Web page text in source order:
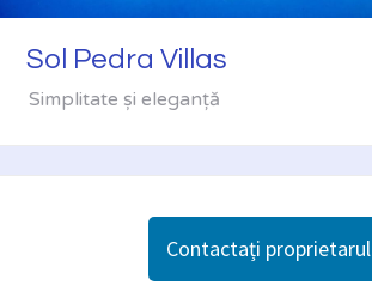
Sol Pedra Villas
Simplitate și eleganță
Contactați proprietarul